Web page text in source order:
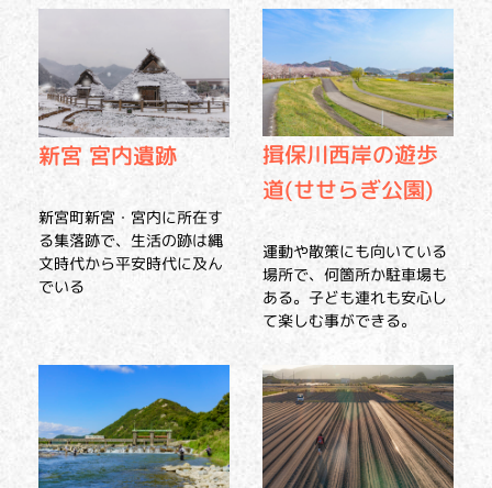
新宮 宮内遺跡
新宮町新宮・宮内に所在す
る集落跡で、生活の跡は縄
文時代から平安時代に及ん
でいる
揖保川西岸の遊歩
道(せせらぎ公園)
運動や散策にも向いている
場所で、何箇所か駐車場も
ある。子ども連れも安心し
て楽しむ事ができる。